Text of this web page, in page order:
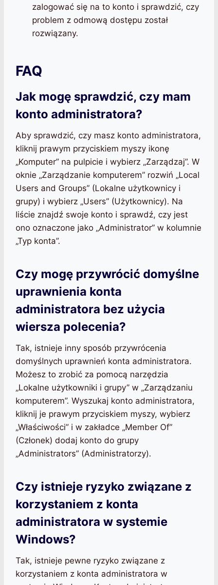
zalogować się na to konto i sprawdzić, czy
problem z odmową dostępu został
rozwiązany.
FAQ
Jak mogę sprawdzić, czy mam
konto administratora?
Aby sprawdzić, czy masz konto administratora,
kliknij prawym przyciskiem myszy ikonę
„Komputer” na pulpicie i wybierz „Zarządzaj”. W
oknie „Zarządzanie komputerem” rozwiń „Local
Users and Groups” (Lokalne użytkownicy i
grupy) i wybierz „Users” (Użytkownicy). Na
liście znajdź swoje konto i sprawdź, czy jest
ono oznaczone jako „Administrator” w kolumnie
„Typ konta”.
Czy mogę przywrócić domyślne
uprawnienia konta
administratora bez użycia
wiersza polecenia?
Tak, istnieje inny sposób przywrócenia
domyślnych uprawnień konta administratora.
Możesz to zrobić za pomocą narzędzia
„Lokalne użytkowniki i grupy” w „Zarządzaniu
komputerem”. Wyszukaj konto administratora,
kliknij je prawym przyciskiem myszy, wybierz
„Właściwości” i w zakładce „Member Of”
(Członek) dodaj konto do grupy
„Administrators” (Administratorzy).
Czy istnieje ryzyko związane z
korzystaniem z konta
administratora w systemie
Windows?
Tak, istnieje pewne ryzyko związane z
korzystaniem z konta administratora w